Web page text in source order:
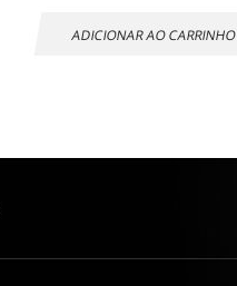
ADICIONAR AO CARRINHO